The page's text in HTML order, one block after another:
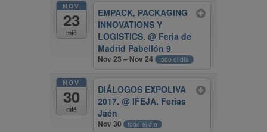
NOV
23
mié
EMPACK, PACKAGING
INNOVATIONS Y
LOGISTICS.@ Feria de
Madrid Pabellón 9
Nov 23 – Nov 24 todo el día
NOV
30
mié
DIÁLOGOS EXPOLIVA
2017.@ IFEJA. Ferias
Jaén
Nov 30 todo el día